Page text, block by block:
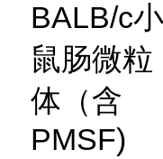
BALB/c小
鼠肠微粒
体（含
PMSF)